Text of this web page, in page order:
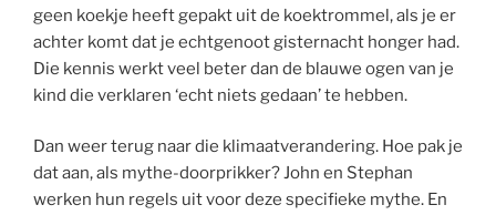
geen koekje heeft gepakt uit de koektrommel, als je er
achter komt dat je echtgenoot gisternacht honger had.
Die kennis werkt veel beter dan de blauwe ogen van je
kind die verklaren ‘echt niets gedaan’ te hebben.
Dan weer terug naar die klimaatverandering. Hoe pak je
dat aan, als mythe-doorprikker? John en Stephan
werken hun regels uit voor deze specifieke mythe. En